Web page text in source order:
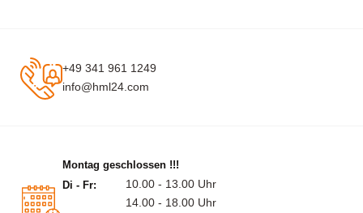
+49 341 961 1249
info@hml24.com
Montag geschlossen !!!
Di - Fr:
10.00 - 13.00 Uhr
14.00 - 18.00 Uhr